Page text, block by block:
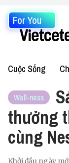
For You
Cuộc Sống
Well-ness
thưởng
cùng
Khởi đầu ngày